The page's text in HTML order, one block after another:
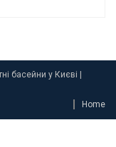
басейни у Києві
Home